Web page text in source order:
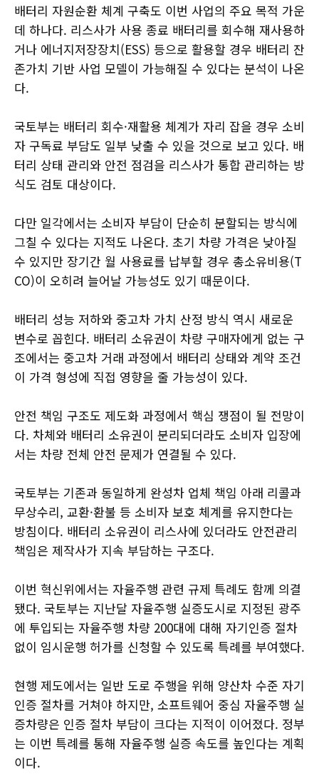
배터리 자원순환 체계 구축도 이번 사업의 주요 목적 가운
데 하나다. 리스사가 사용 종료 배터리를 회수해 재사용하
거나 에너지저장장치(ESS) 등으로 활용할 경우 배터리 잔
존가치 기반 사업 모델이 가능해질 수 있다는 분석이 나온
다.
국토부는 배터리 회수·재활용 체계가 자리 잡을 경우 소비
자 구독료 부담도 일부 낮출 수 있을 것으로 보고 있다. 배
터리 상태 관리와 안전 점검을 리스사가 통합 관리하는 방
식도 검토 대상이다.
다만 일각에서는 소비자 부담이 단순히 분할되는 방식에
그칠 수 있다는 지적도 나온다. 초기 차량 가격은 낮아질
수 있지만 장기간 월 사용료를 납부할 경우 총소유비용(T
CO)이 오히려 늘어날 가능성도 있기 때문이다.
배터리 성능 저하와 중고차 가치 산정 방식 역시 새로운
변수로 꼽힌다. 배터리 소유권이 차량 구매자에게 없는 구
조에서는 중고차 거래 과정에서 배터리 상태와 계약 조건
이 가격 형성에 직접 영향을 줄 가능성이 있다.
안전 책임 구조도 제도화 과정에서 핵심 쟁점이 될 전망이
다. 차체와 배터리 소유권이 분리되더라도 소비자 입장에
서는 차량 전체 안전 문제가 연결될 수 있다.
국토부는 기존과 동일하게 완성차 업체 책임 아래 리콜과
무상수리, 교환·환불 등 소비자 보호 체계를 유지한다는
방침이다. 배터리 소유권이 리스사에 있더라도 안전관리
책임은 제작사가 지속 부담하는 구조다.
이번 혁신위에서는 자율주행 관련 규제 특례도 함께 의결
됐다. 국토부는 지난달 자율주행 실증도시로 지정된 광주
에 투입되는 자율주행 차량 200대에 대해 자기인증 절차
없이 임시운행 허가를 신청할 수 있도록 특례를 부여했다.
현행 제도에서는 일반 도로 주행을 위해 양산차 수준 자기
인증 절차를 거쳐야 하지만, 소프트웨어 중심 자율주행 실
증차량은 인증 절차 부담이 크다는 지적이 이어졌다. 정부
는 이번 특례를 통해 자율주행 실증 속도를 높인다는 계획
이다.